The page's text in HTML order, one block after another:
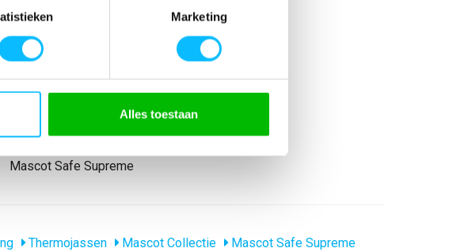
Marketing
Alles toestaan
15515-249
Mascot
100% polyester
EN ISO 20471
Polyester
Reflecterend
1-5 werkdagen
Mascot Safe Supreme
Thermojassen Mascot Collectie
Mascot Safe Supreme